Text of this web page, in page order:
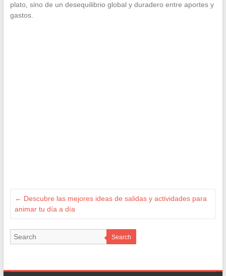
plato, sino de un desequilibrio global y duradero entre aportes y
gastos.
← Descubre las mejores ideas de salidas y actividades para
animar tu día a día
Search